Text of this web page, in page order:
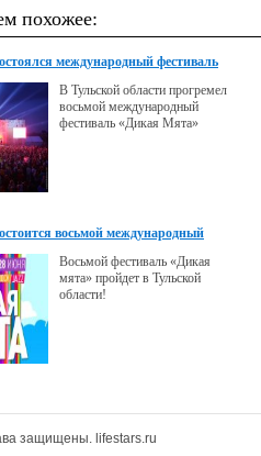
похожее:
международный фестиваль
В Тульской области прогремел
восьмой международный
фестиваль «Дикая Мята»
восьмой международный
Восьмой фестиваль «Дикая
мята» пройдет в Тульской
области!
защищены. lifestars.ru